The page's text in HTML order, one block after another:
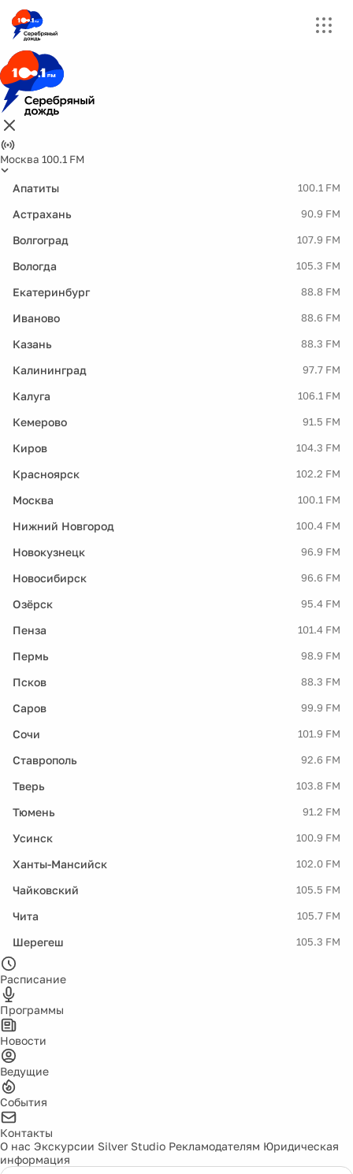
Москва 100.1 FM
Апатиты 100.1 FM
Астрахань 90.9 FM
Волгоград 107.9 FM
Вологда 105.3 FM
Екатеринбург 88.8 FM
Иваново 88.6 FM
Казань 88.3 FM
Калининград 97.7 FM
Калуга 106.1 FM
Кемерово 91.5 FM
Киров 104.3 FM
Красноярск 102.2 FM
Москва 100.1 FM
Нижний Новгород 100.4 FM
Новокузнецк 96.9 FM
Новосибирск 96.6 FM
Озёрск 95.4 FM
Пенза 101.4 FM
Пермь 98.9 FM
Псков 88.3 FM
Саров 99.9 FM
Сочи 101.9 FM
Ставрополь 92.6 FM
Тверь 103.8 FM
Тюмень 91.2 FM
Усинск 100.9 FM
Ханты-Мансийск 102.0 FM
Чайковский 105.5 FM
Чита 105.7 FM
Шерегеш 105.3 FM
Расписание
Программы
Новости
Ведущие
События
Контакты
О нас Экскурсии Silver Studio Рекламодателям Юридическая
информация